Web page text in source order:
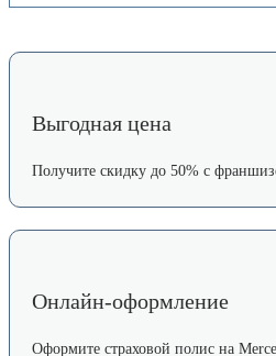
Выгодная цена
Получите скидку до 50% с
Онлайн-оформление
Оформите страховой полис на